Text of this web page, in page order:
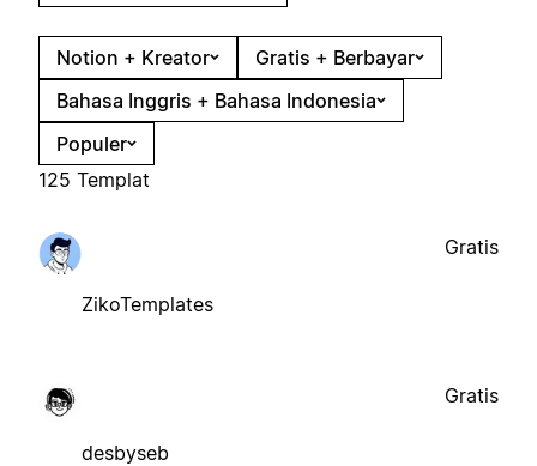
Notion + Kreator
Gratis + Berbayar
Bahasa Inggris + Bahasa Indonesia
Populer
125 Templat
ZikoTemplates
Gratis
desbyseb
Gratis